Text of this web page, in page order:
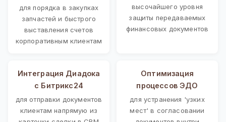
для порядка в закупках
запчастей и быстрого
выставления счетов
корпоративным клиентам
высочайшего уровня
защиты передаваемых
финансовых документов
Интеграция Диадока
с Битрикс24
для отправки документов
клиентам напрямую из
Оптимизация
процессов ЭДО
для устранения 'узких
мест' в согласовании